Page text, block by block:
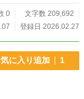
0
文字数 209,692
登録日 2026.02.27
に入り追加 1